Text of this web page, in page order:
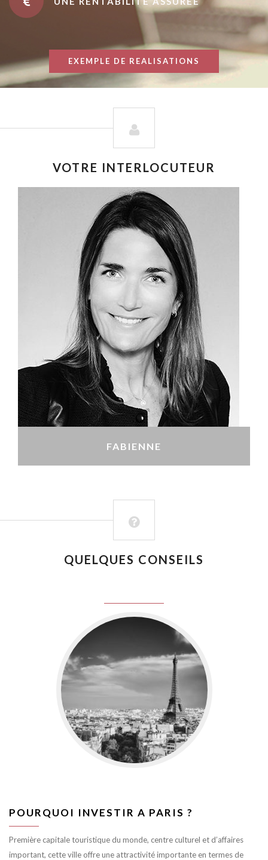
EXEMPLE DE REALISATIONS
VOTRE INTERLOCUTEUR
FABIENNE
QUELQUES CONSEILS
POURQUOI INVESTIR A PARIS ?
Première capitale touristique du monde, centre culturel et d’affaires
important, cette ville offre une attractivité importante en termes de